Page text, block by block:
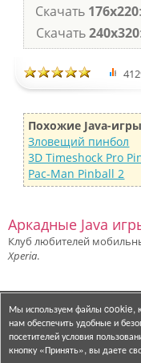
Мы используем файлы cookie,
нам обеспечить удобные и
посетителей условия
кнопку «Принять», вы даете
Скачать 176x220:
Скачать240x320:
Похожие Java-
Зловещий пинбол
3D Timeshock Pro
Pac-Man Pinball 2
Аркадные Java
Клуб любителей
Xperia.
© 2007 — 2025